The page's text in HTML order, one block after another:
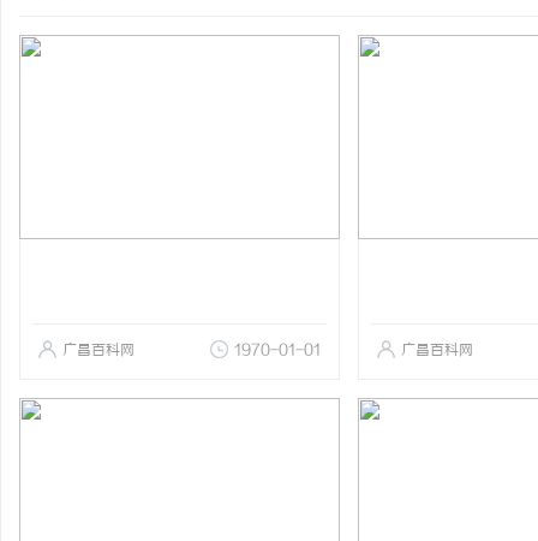
广昌百科网 1970-01-01 广昌百科网